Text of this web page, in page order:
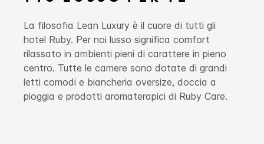
La filosofia Lean Luxury è il cuore di tutti gli
hotel Ruby. Per noi lusso significa comfort
rilassato in ambienti pieni di carattere in pieno
centro. Tutte le camere sono dotate di grandi
letti comodi e biancheria oversize, doccia a
pioggia e prodotti aromaterapici di Ruby Care.